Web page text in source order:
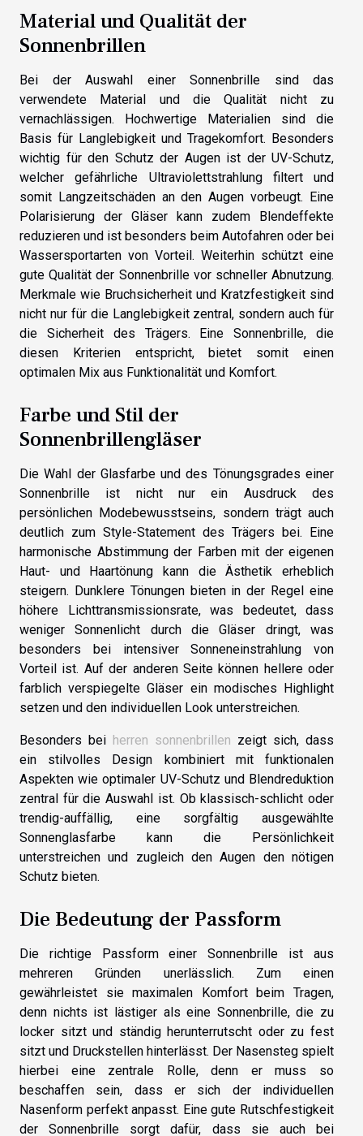
Material und Qualität der
Sonnenbrillen
Bei der Auswahl einer Sonnenbrille sind das
verwendete Material und die Qualität nicht zu
vernachlässigen. Hochwertige Materialien sind die
Basis für Langlebigkeit und Tragekomfort. Besonders
wichtig für den Schutz der Augen ist der UV-Schutz,
welcher gefährliche Ultraviolettstrahlung filtert und
somit Langzeitschäden an den Augen vorbeugt. Eine
Polarisierung der Gläser kann zudem Blendeffekte
reduzieren und ist besonders beim Autofahren oder bei
Wassersportarten von Vorteil. Weiterhin schützt eine
gute Qualität der Sonnenbrille vor schneller Abnutzung.
Merkmale wie Bruchsicherheit und Kratzfestigkeit sind
nicht nur für die Langlebigkeit zentral, sondern auch für
die Sicherheit des Trägers. Eine Sonnenbrille, die
diesen Kriterien entspricht, bietet somit einen
optimalen Mix aus Funktionalität und Komfort.
Farbe und Stil der
Sonnenbrillengläser
Die Wahl der Glasfarbe und des Tönungsgrades einer
Sonnenbrille ist nicht nur ein Ausdruck des
persönlichen Modebewusstseins, sondern trägt auch
deutlich zum Style-Statement des Trägers bei. Eine
harmonische Abstimmung der Farben mit der eigenen
Haut- und Haartönung kann die Ästhetik erheblich
steigern. Dunklere Tönungen bieten in der Regel eine
höhere Lichttransmissionsrate, was bedeutet, dass
weniger Sonnenlicht durch die Gläser dringt, was
besonders bei intensiver Sonneneinstrahlung von
Vorteil ist. Auf der anderen Seite können hellere oder
farblich verspiegelte Gläser ein modisches Highlight
setzen und den individuellen Look unterstreichen.
Besonders bei herren sonnenbrillen zeigt sich, dass
ein stilvolles Design kombiniert mit funktionalen
Aspekten wie optimaler UV-Schutz und Blendreduktion
zentral für die Auswahl ist. Ob klassisch-schlicht oder
trendig-auffällig, eine sorgfältig ausgewählte
Sonnenglasfarbe kann die Persönlichkeit
unterstreichen und zugleich den Augen den nötigen
Schutz bieten.
Die Bedeutung der Passform
Die richtige Passform einer Sonnenbrille ist aus
mehreren Gründen unerlässlich. Zum einen
gewährleistet sie maximalen Komfort beim Tragen,
denn nichts ist lästiger als eine Sonnenbrille, die zu
locker sitzt und ständig herunterrutscht oder zu fest
sitzt und Druckstellen hinterlässt. Der Nasensteg spielt
hierbei eine zentrale Rolle, denn er muss so
beschaffen sein, dass er sich der individuellen
Nasenform perfekt anpasst. Eine gute Rutschfestigkeit
der Sonnenbrille sorgt dafür, dass sie auch bei